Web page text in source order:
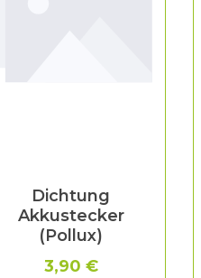
Dichtung
Akkustecker
(Pollux)
3,90 €